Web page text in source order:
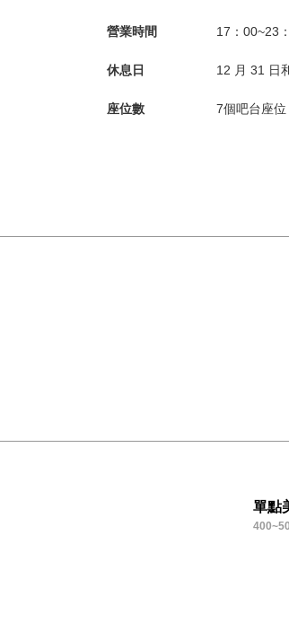
營業時間 17：00~23
休息日 12 月 31 日
座位數 7個吧台座
單點